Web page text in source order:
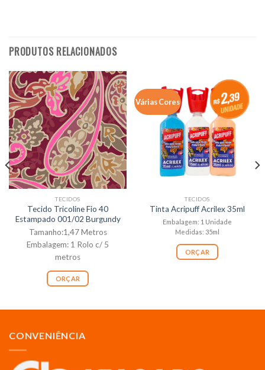
PRODUTOS RELACIONADOS
TECIDOS
Tecido Tricoline Fio 40
Estampado 001/02 Burgundy
Tamanho:1,47 Metros
Embalagem: 1 Rolo c/ 5
metros
ORÇAR
Várias Cores
TECIDOS
Tinta Acripuff Acrilex 35ml
Embalagem: 1 Unidade
Medidas: 35ml
ORÇAR
CONVENIÊNCIA